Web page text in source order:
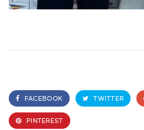
FACEBOOK TWITTER
PINTEREST